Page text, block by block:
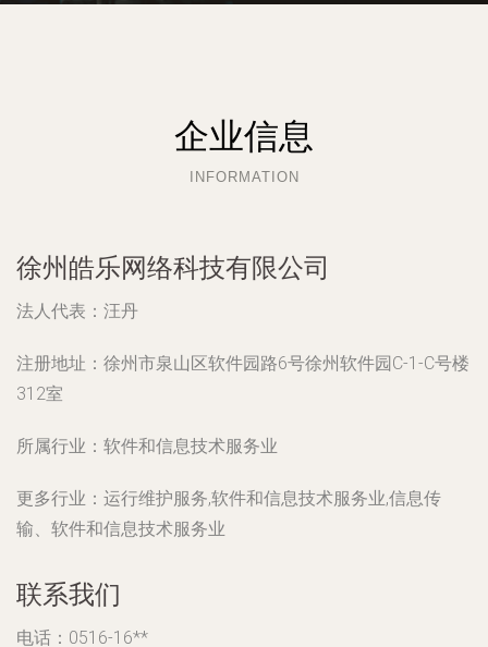
企业信息
INFORMATION
徐州皓乐网络科技有限公司
法人代表： 汪丹
注册地址： 徐州市泉山区软件园路6号徐州软件园C-1-C号楼
312室
所属行业： 软件和信息技术服务业
更多行业： 运行维护服务,软件和信息技术服务业,信息传
输、软件和信息技术服务业
联系我们
电话：0516-16**